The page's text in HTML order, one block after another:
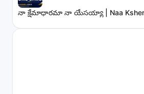
నా క్షేమాధారమా నా యేసయ్యా | Naa